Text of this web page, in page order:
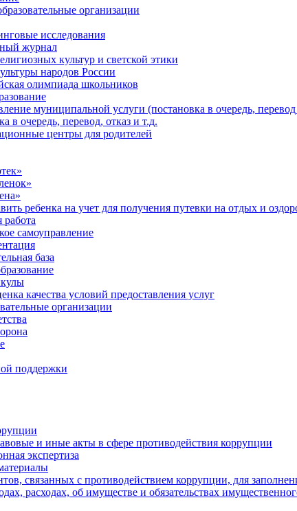
организации
исследования
журнал
культур и светской этики
народов России
олимпиада школьников
муниципальной услуги (постановка в очередь,
в очередь, перевод, отказ и т.д.
центры для родителей
ребенка на учет для получения путевки на отдых и
работа
самоуправление
база
качества условий предоставления услуг
организации
поддержки
и иные акты в сфере противодействия коррупции
экспертиза
связанных с противодействием коррупции, для
расходах, об имуществе и обязательствах